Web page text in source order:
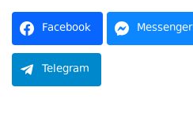
Facebook Messenger
Telegram